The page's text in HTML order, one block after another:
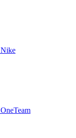
Nike
OneTeam